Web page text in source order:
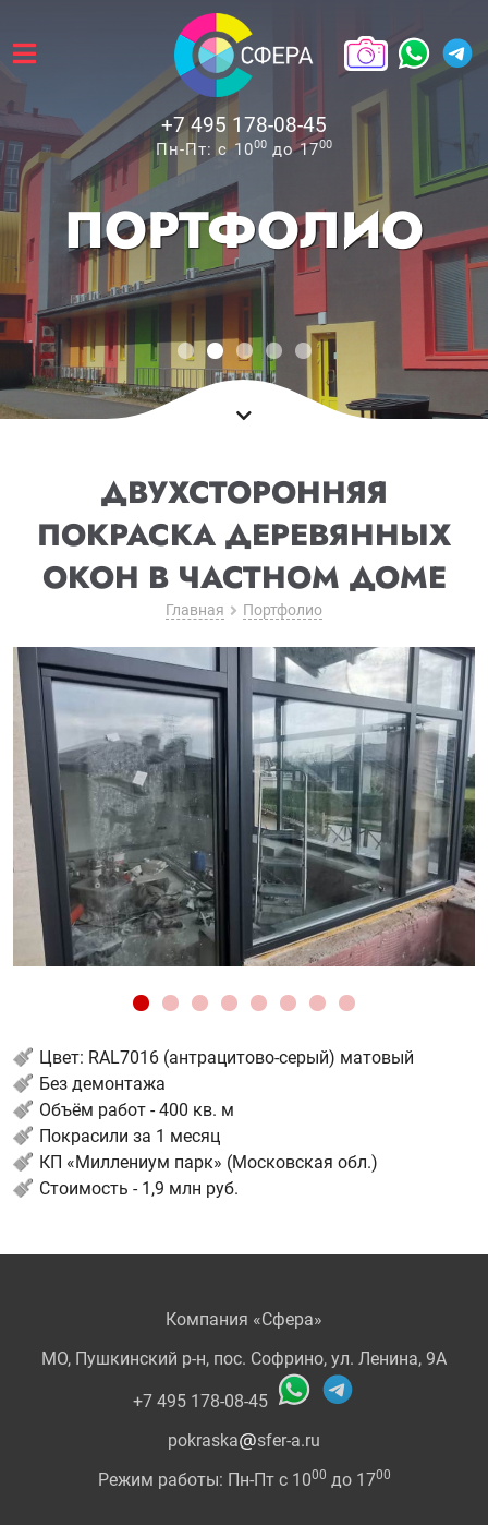
+7 495 178-08-45
Пн-Пт: с 1000до 1700
ПОРТФОЛИО
ДВУХСТОРОННЯЯ
ПОКРАСКА ДЕРЕВЯННЫХ
ОКОН В ЧАСТНОМ ДОМЕ
Главная Портфолио
Цвет: RAL7016 (антрацитово-серый) матовый
Без демонтажа
Объём работ - 400 кв. м
Покрасили за 1 месяц
КП «Миллениум парк» (Московская обл.)
Стоимость - 1,9 млн руб.
Компания «Сфера»
МО, Пушкинский р-н, пос. Софрино, ул. Ленина, 9А
+7 495 178-08-45
pokraska
sfer-a.ru
Режим работы: Пн-Пт с 1000 до 1700